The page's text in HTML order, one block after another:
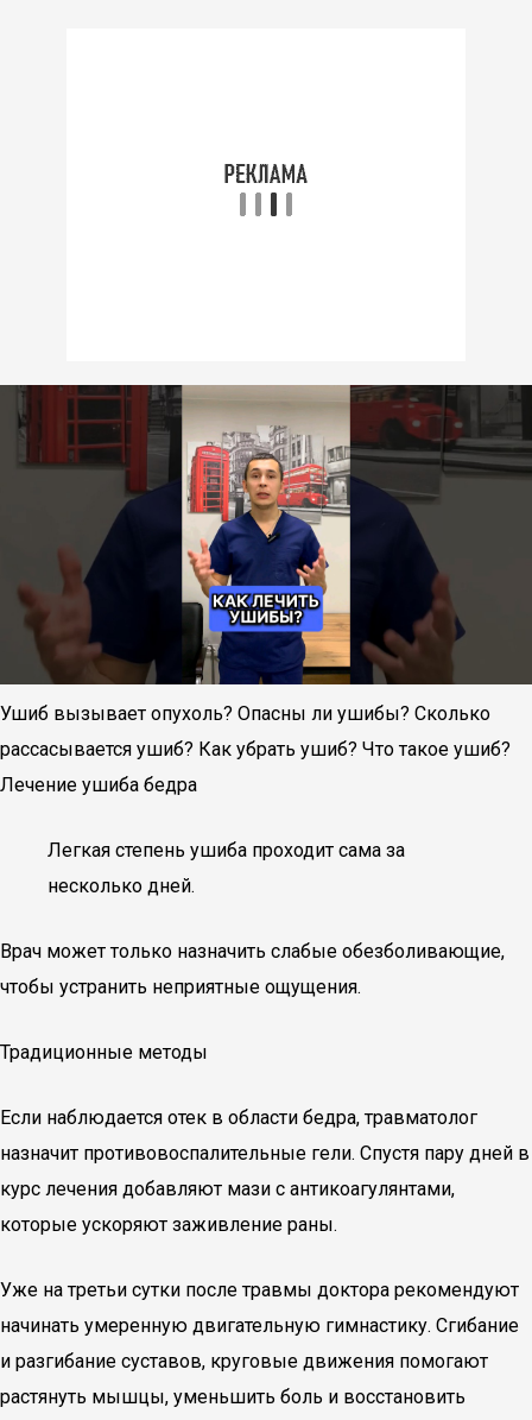
Ушиб вызывает опухоль? Опасны ли ушибы? Сколько
рассасывается ушиб? Как убрать ушиб? Что такое ушиб?
Лечение ушиба бедра
Легкая степень ушиба проходит сама за
несколько дней.
Врач может только назначить слабые обезболивающие,
чтобы устранить неприятные ощущения.
Традиционные методы
Если наблюдается отек в области бедра, травматолог
назначит противовоспалительные гели. Спустя пару дней в
курс лечения добавляют мази с антикоагулянтами,
которые ускоряют заживление раны.
Уже на третьи сутки после травмы доктора рекомендуют
начинать умеренную двигательную гимнастику. Сгибание
и разгибание суставов, круговые движения помогают
растянуть мышцы, уменьшить боль и восстановить